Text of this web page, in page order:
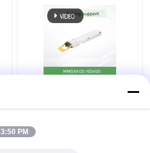
ングルポート OSFP シ
ングルモード Dr4トラ
3:50 PM